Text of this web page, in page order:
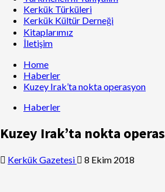
Kerkük Türküleri
Kerkük Kültür Derneği
Kitaplarımız
İletişim
Home
Haberler
Kuzey Irak’ta nokta operasyon
Haberler
Kuzey Irak’ta nokta
Kerkük Gazetesi 8 Ekim 2018